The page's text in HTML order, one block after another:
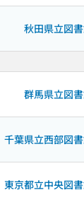
秋田県立図
群馬県立図
千葉県立西部図
東京都立中央図